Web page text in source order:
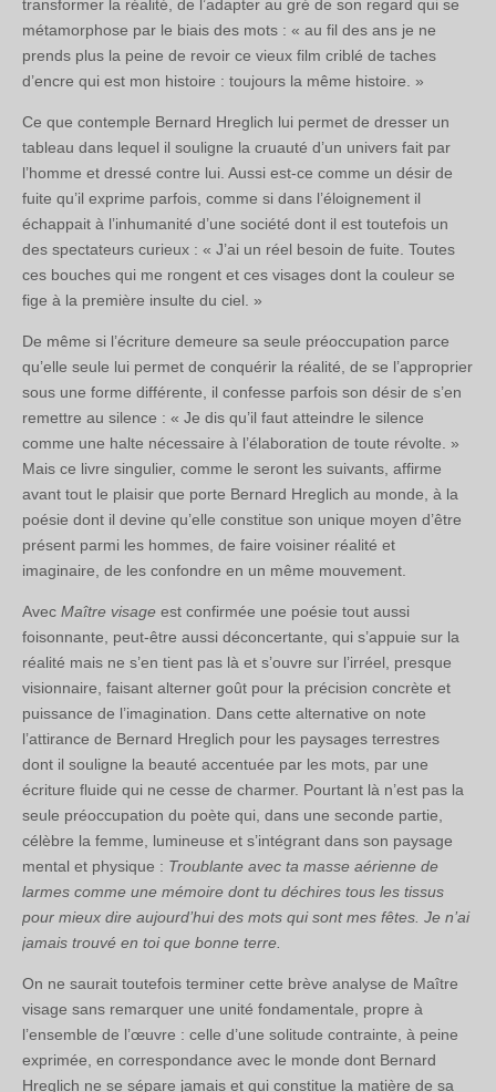
transformer la réalité, de l’adapter au gré de son regard qui se
métamorphose par le biais des mots : « au fil des ans je ne
prends plus la peine de revoir ce vieux film criblé de taches
d’encre qui est mon histoire : toujours la même histoire. »
Ce que contemple Bernard Hreglich lui permet de dresser un
tableau dans lequel il souligne la cruauté d’un univers fait par
l’homme et dressé contre lui. Aussi est-ce comme un désir de
fuite qu’il exprime parfois, comme si dans l’éloignement il
échappait à l’inhumanité d’une société dont il est toutefois un
des spectateurs curieux : « J’ai un réel besoin de fuite. Toutes
ces bouches qui me rongent et ces visages dont la couleur se
fige à la première insulte du ciel. »
De même si l’écriture demeure sa seule préoccupation parce
qu’elle seule lui permet de conquérir la réalité, de se l’approprier
sous une forme différente, il confesse parfois son désir de s’en
remettre au silence : « Je dis qu’il faut atteindre le silence
comme une halte nécessaire à l’élaboration de toute révolte. »
Mais ce livre singulier, comme le seront les suivants, affirme
avant tout le plaisir que porte Bernard Hreglich au monde, à la
poésie dont il devine qu’elle constitue son unique moyen d’être
présent parmi les hommes, de faire voisiner réalité et
imaginaire, de les confondre en un même mouvement.
Avec Maître visage est confirmée une poésie tout aussi
foisonnante, peut-être aussi déconcertante, qui s’appuie sur la
réalité mais ne s’en tient pas là et s’ouvre sur l’irréel, presque
visionnaire, faisant alterner goût pour la précision concrète et
puissance de l’imagination. Dans cette alternative on note
l’attirance de Bernard Hreglich pour les paysages terrestres
dont il souligne la beauté accentuée par les mots, par une
écriture fluide qui ne cesse de charmer. Pourtant là n’est pas la
seule préoccupation du poète qui, dans une seconde partie,
célèbre la femme, lumineuse et s’intégrant dans son paysage
mental et physique : Troublante avec ta masse aérienne de
larmes comme une mémoire dont tu déchires tous les tissus
pour mieux dire aujourd’hui des mots qui sont mes fêtes. Je n’ai
jamais trouvé en toi que bonne terre.
On ne saurait toutefois terminer cette brève analyse de Maître
visage sans remarquer une unité fondamentale, propre à
l’ensemble de l’œuvre : celle d’une solitude contrainte, à peine
exprimée, en correspondance avec le monde dont Bernard
Hreglich ne se sépare jamais et qui constitue la matière de sa